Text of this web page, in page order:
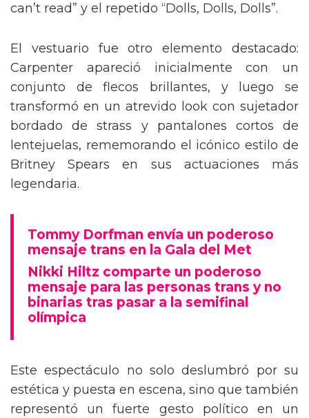
can’t read” y el repetido “Dolls, Dolls, Dolls”.
El vestuario fue otro elemento destacado:
Carpenter apareció inicialmente con un
conjunto de flecos brillantes, y luego se
transformó en un atrevido look con sujetador
bordado de strass y pantalones cortos de
lentejuelas, rememorando el icónico estilo de
Britney Spears en sus actuaciones más
legendaria.
Tommy Dorfman envía un poderoso
mensaje trans en la Gala del Met
Nikki Hiltz comparte un poderoso
mensaje para las personas trans y no
binarias tras pasar a la semifinal
olímpica
Este espectáculo no solo deslumbró por su
estética y puesta en escena, sino que también
representó un fuerte gesto político en un